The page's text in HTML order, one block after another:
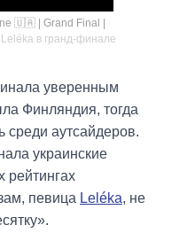
🇺🇦 | Grand Final |
в гранд-финале
уверенным
Финляндия, тогда
среди аутсайдеров.
украинские
рейтингах
певица Leléka, не